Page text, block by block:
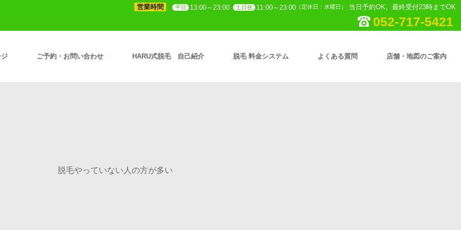
営業時間 平日 13:00～23:00 土日祝 11:00～23:00 （定休日：水曜日） 当日予約OK。最終受付23時までOK
052-717-5421
ご予約・お問い合わせ HARU式脱毛 自己紹介 脱毛 料金システム よくある質問 店舗・地図のご案内
脱毛やっていない人の方が多い